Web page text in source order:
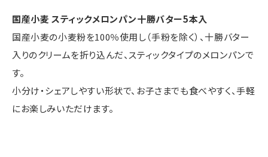
国産小麦 スティックメロンパン十勝バター5本入
国産小麦の小麦粉を100％使用し（手粉を除く）、十勝バター
入りのクリームを折り込んだ、スティックタイプのメロンパンで
す。
小分け・シェアしやすい形状で、お子さまでも食べやすく、手軽
にお楽しみいただけます。